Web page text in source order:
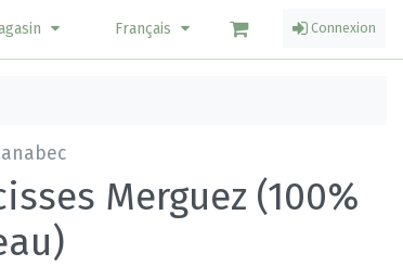
Français Connexion
Merguez (100%